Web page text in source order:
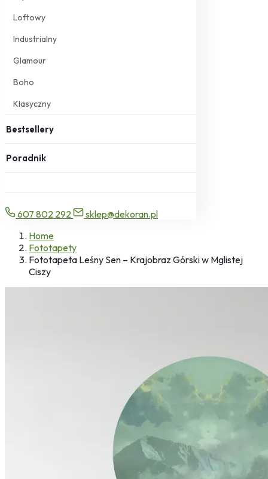
Loftowy
Industrialny
Glamour
Boho
Klasyczny
Bestsellery
Poradnik
607 802 292
sklep@dekoran.pl
Home
Fototapety
Fototapeta Leśny Sen – Krajobraz Górski w Mglistej
Ciszy